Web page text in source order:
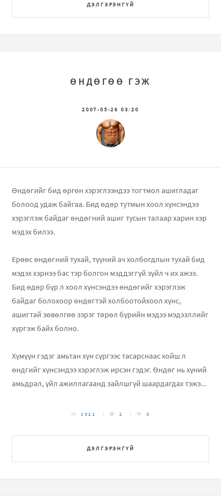
ДЭЛГЭРЭНГҮЙ
ӨНДӨГӨӨ ГЭЖ
2007-05-26 03:20
Өндөгийг бид өргөн хэрэглээндээ тогтмол ашигладаг
болоод удаж байгаа. Бид өдөр тутмын хоол хүнсэндээ
хэрэглэж байдаг өндөгний ашиг тусын талаар харин хэр
мэдэх билээ.
Ерөөс өндөгний тухай, түүний ач холбогдлын тухай бид
мэдэх хэрнээ бас тэр болгон мэддэггүй зүйл ч их ажээ.
Бид өдөр бүр л хоол хүнсэндээ өндөгийг хэрэглэж
байдаг болохоор өндөгтэй холбоотойхоол хүнс,
ашигтай зөвөлгөө зэрэг төрөл бүрийн мэдээ мэдээллийг
хүргэж байх болно.
Хүмүүн гэдэг амьтан хүн сүргээс тасарснаас хойш л
өндгийг хүнсэндээ хэрэглэж ирсэн гэдэг. Өндөг нь хүний
амьдрал, үйл ажиллагаанд зайлшгүй шаардагдах тэжэ...
ДЭЛГЭРЭНГҮЙ
1021 2 0